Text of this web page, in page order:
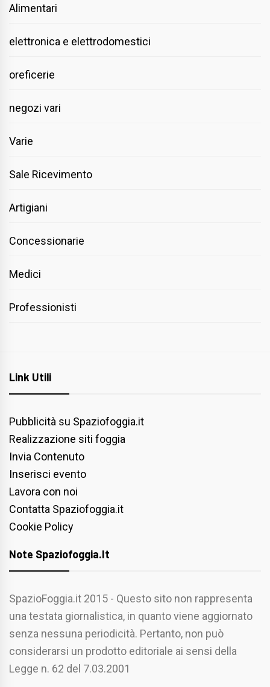
Alimentari
elettronica e elettrodomestici
oreficerie
negozi vari
Varie
Sale Ricevimento
Artigiani
Concessionarie
Medici
Professionisti
Link Utili
Pubblicità su Spaziofoggia.it
Realizzazione siti foggia
Invia Contenuto
Inserisci evento
Lavora con noi
Contatta Spaziofoggia.it
Cookie Policy
Note Spaziofoggia.it
SpazioFoggia.it 2015 - Questo sito non rappresenta
una testata giornalistica, in quanto viene aggiornato
senza nessuna periodicità. Pertanto, non può
considerarsi un prodotto editoriale ai sensi della
Legge n. 62 del 7.03.2001